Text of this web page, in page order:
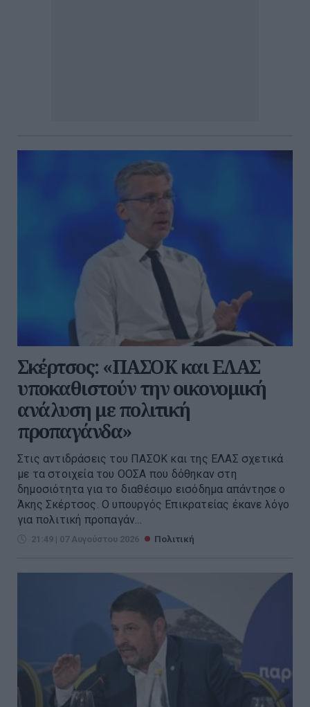
Σκέρτσος: «ΠΑΣΟΚ και ΕΛΑΣ
υποκαθιστούν την οικονομική
ανάλυση με πολιτική
προπαγάνδα»
Στις αντιδράσεις του ΠΑΣΟΚ και της ΕΛΑΣ σχετικά
με τα στοιχεία του ΟΟΣΑ που δόθηκαν στη
δημοσιότητα για το διαθέσιμο εισόδημα απάντησε ο
Άκης Σκέρτσος. Ο υπουργός Επικρατείας έκανε λόγο
για πολιτική προπαγάν...
21:49 | 07 Αυγούστου 2026 Πολιτική